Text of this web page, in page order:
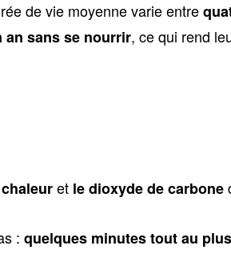
de vie moyenne varie entre
sans se nourrir, ce qui rend
et le dioxyde de carbone
: quelques minutes tout au plus